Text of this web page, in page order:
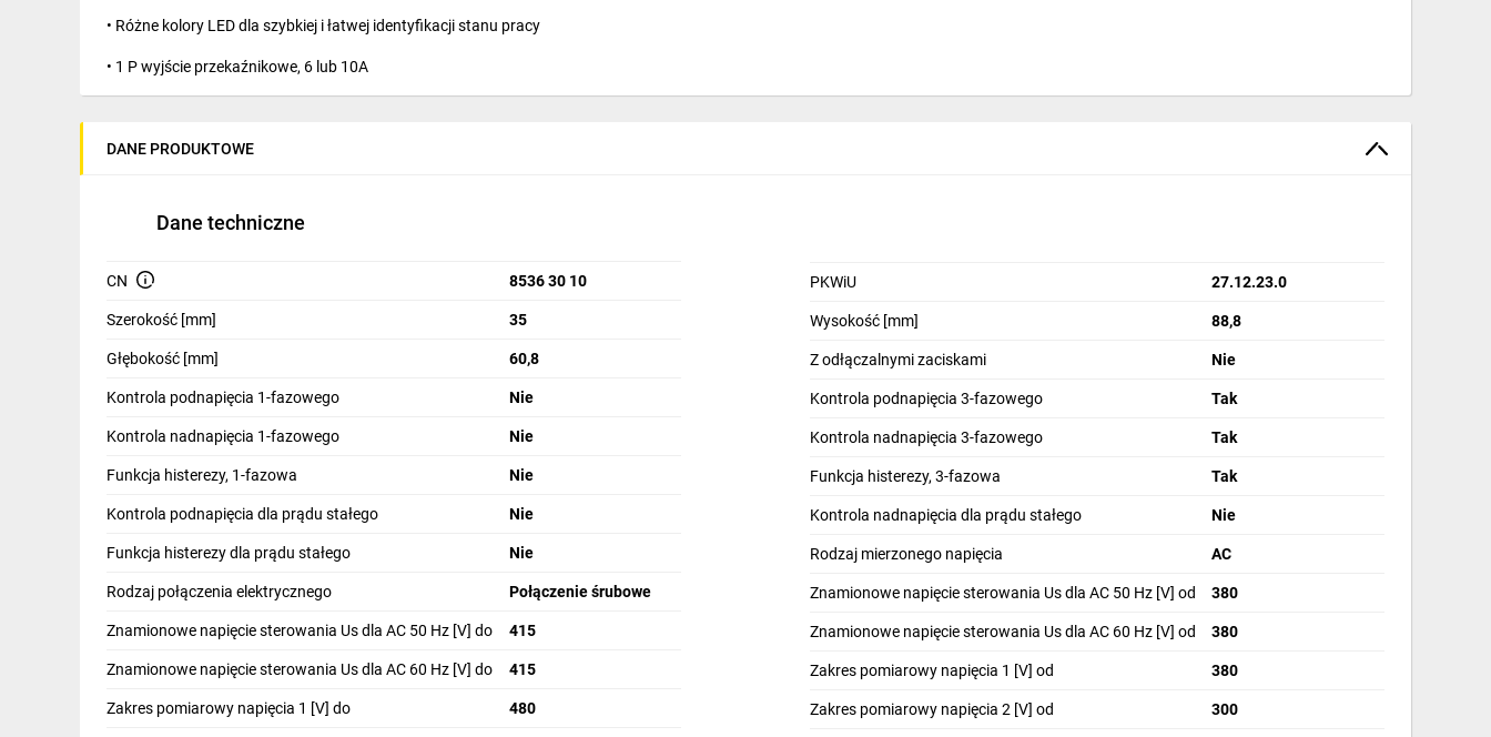
Elektromobilność
Wentylacja i rekuperacja
• Różne kolory LED dla szybkiej i łatwej identyfikacji stanu pracy
• 1 P wyjście przekaźnikowe, 6 lub 10A
• Do montażu na szynę DIN 35 mm (EN 60715)
DANE PRODUKTOWE
Dane techniczne
CN 8536 30 10
Szerokość [mm] 35
Głębokość [mm] 60,8
Kontrola podnapięcia 1-fazowego Nie
Kontrola nadnapięcia 1-fazowego Nie
Funkcja histerezy, 1-fazowa Nie
Kontrola podnapięcia dla prądu stałego Nie
Funkcja histerezy dla prądu stałego Nie
Rodzaj połączenia elektrycznego Połączenie śrubowe
Znamionowe napięcie sterowania Us dla AC 50 Hz [V] do 415
Znamionowe napięcie sterowania Us dla AC 60 Hz [V] do 415
Zakres pomiarowy napięcia 1 [V] do 480
PKWiU 27.12.23.0
Wysokość [mm] 88,8
Z odłączalnymi zaciskami Nie
Kontrola podnapięcia 3-fazowego Tak
Kontrola nadnapięcia 3-fazowego Tak
Funkcja histerezy, 3-fazowa Tak
Kontrola nadnapięcia dla prądu stałego Nie
Rodzaj mierzonego napięcia AC
Znamionowe napięcie sterowania Us dla AC 50 Hz [V] od 380
Znamionowe napięcie sterowania Us dla AC 60 Hz [V] od 380
Zakres pomiarowy napięcia 1 [V] od 380
Zakres pomiarowy napięcia 2 [V] od 300